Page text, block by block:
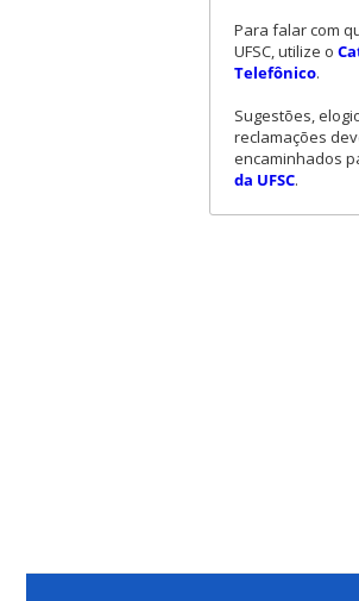
Para falar com
UFSC, utilize o
Telefônico.
Sugestões,
reclamações
encaminhados
da UFSC.